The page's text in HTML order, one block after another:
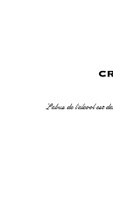
L’abus de l’alcool est